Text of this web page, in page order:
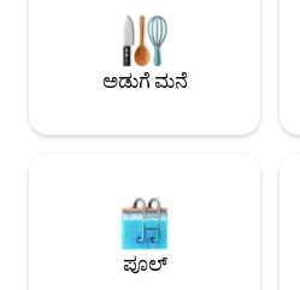
ರೆಸ್ಟೋರೆಂಟ್‌ಗಳು ಕೇವಲ ಒಂದು ಸಣ್ಣ ಡ್ರೈವ್
ಅಡುಗೆ ಮನೆ
ಪೂಲ್